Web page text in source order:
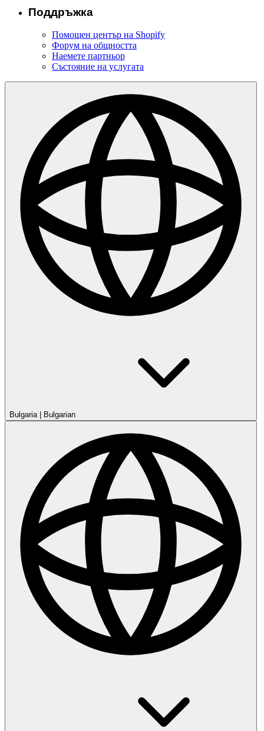
Поддръжка
Помощен център на Shopify
Форум на общността
Наемете партньор
Състояние на услугата
Bulgaria| Bulgarian